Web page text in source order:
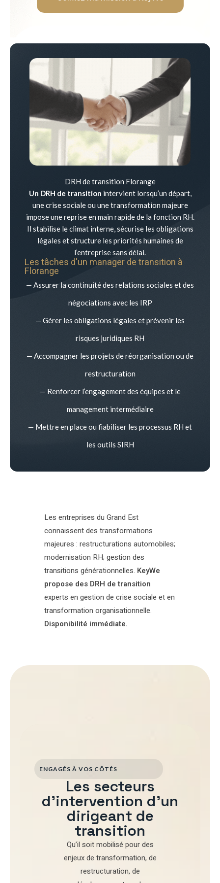
DRH de transition Florange
Un DRH de transition intervient lorsqu’un départ,
une crise sociale ou une transformation majeure
impose une reprise en main rapide de la fonction RH.
Il stabilise le climat interne, sécurise les obligations
légales et structure les priorités humaines de
l’entreprise sans délai.
Les tâches d'un manager de transition à
Florange
— Assurer la continuité des relations sociales et des
négociations avec les IRP
— Gérer les obligations légales et prévenir les
risques juridiques RH
— Accompagner les projets de réorganisation ou de
restructuration
— Renforcer l’engagement des équipes et le
management intermédiaire
— Mettre en place ou fiabiliser les processus RH et
les outils SIRH
Les entreprises du Grand Est
connaissent des transformations
majeures : restructurations automobiles;
modernisation RH; gestion des
transitions générationnelles. KeyWe
propose des DRH de transition
experts en gestion de crise sociale et en
transformation organisationnelle.
Disponibilité immédiate.
ENGAGÉS À VOS CÔTÉS
Les secteurs
d'intervention d'un
dirigeant de
transition
Qu’il soit mobilisé pourdes
enjeux de transformation, de
restructuration, de